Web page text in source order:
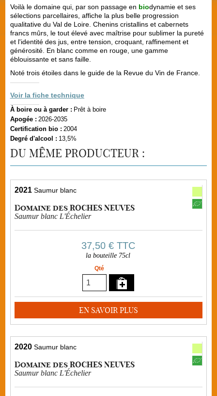
Voilà le domaine qui, par son passage en biodynamie et ses
sélections parcellaires, affiche la plus belle progression
qualitative du Val de Loire. Chenins cristallins et cabernets
francs mûrs, le tout élevé avec maîtrise pour sublimer la pureté
et l'identité des jus, entre tension, croquant, raffinement et
générosité. En blanc comme en rouge, une gamme
éblouissante et sans faille.
Noté trois étoiles dans le guide de la Revue du Vin de France.
Voir la fiche technique
À boire ou à garder : Prêt à boire
Apogée : 2026-2035
Certification bio : 2004
Degré d'alcool : 13,5%
DU MÊME PRODUCTEUR :
2021 Saumur blanc
Domaine des ROCHES NEUVES
Saumur blanc L'Échelier
37,50 €TTC
la bouteille 75cl
Qté
EN SAVOIR PLUS
2020 Saumur blanc
Domaine des ROCHES NEUVES
Saumur blanc L'Échelier